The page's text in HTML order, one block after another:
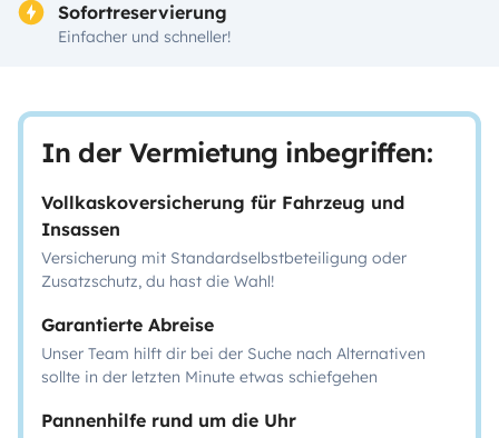
Sofortreservierung
Einfacher und schneller!
In der Vermietung inbegriffen:
Vollkaskoversicherung für Fahrzeug und
Insassen
Versicherung mit Standardselbstbeteiligung oder
Zusatzschutz, du hast die Wahl!
Garantierte Abreise
Unser Team hilft dir bei der Suche nach Alternativen
sollte in der letzten Minute etwas schiefgehen
Pannenhilfe rund um die Uhr